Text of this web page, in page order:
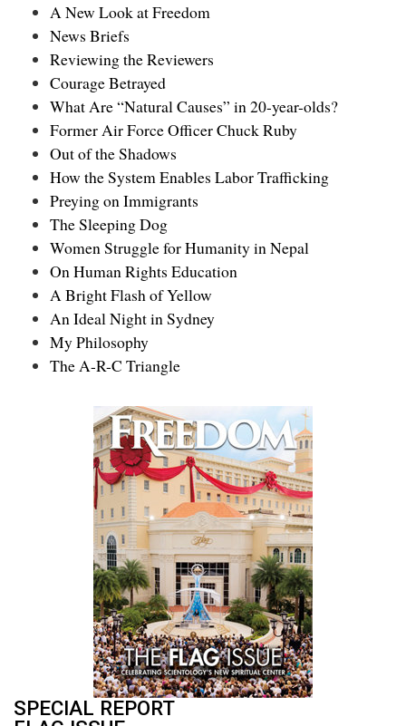
A New Look at Freedom
News Briefs
Reviewing the Reviewers
Courage Betrayed
What Are “Natural Causes” in 20-year-olds?
Former Air Force Officer Chuck Ruby
Out of the Shadows
How the System Enables Labor Trafficking
Preying on Immigrants
The Sleeping Dog
Women Struggle for Humanity in Nepal
On Human Rights Education
A Bright Flash of Yellow
An Ideal Night in Sydney
My Philosophy
The A-R-C Triangle
SPECIAL REPORT